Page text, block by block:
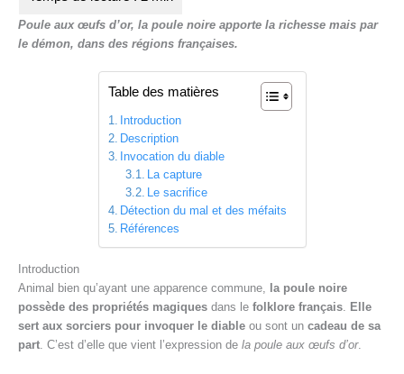
e
Poule aux œufs d’or, la poule noire apporte la richesse mais par
le démon, dans des régions françaises.
Table des matières
Introduction
Description
Invocation du diable
La capture
Le sacrifice
Détection du mal et des méfaits
Références
Introduction
Animal bien qu’ayant une apparence commune,
la poule noire
possède des propriétés magiques dans le folklore français
Elle
sert aux sorciers pour invoquer le diable ou sont un cadeau de sa
part . C’est d’elle que vient l’expression de la poule aux œufs d’or.